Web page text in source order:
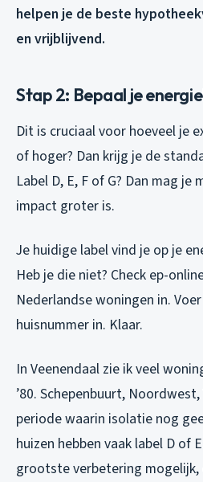
helpen je de beste
en vrijblijvend.
Stap 2: Bepaal je
Dit is cruciaal voor hoeveel je
of hoger? Dan krijg je de
Label D, E, F of G? Dan mag
impact groter is.
Je huidige label vind je op je
Heb je die niet? Check ep-
Nederlandse woningen in.
huisnummer in. Klaar.
In Veenendaal zie ik veel
’80. Schepenbuurt,
periode waarin isolatie nog
huizen hebben vaak label D of
grootste verbetering mogelijk,